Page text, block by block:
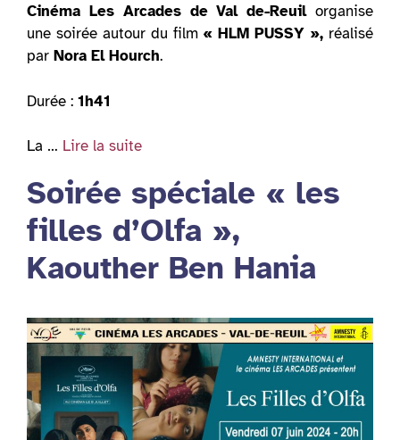
Cinéma Les Arcades de Val de-Reuilorganise
une soirée autour du film « HLM PUSSY », réalisé
par Nora El Hourch.
Durée : 1h41
La … Lire la suite
Soirée spéciale « les
filles d’Olfa »,
Kaouther Ben Hania